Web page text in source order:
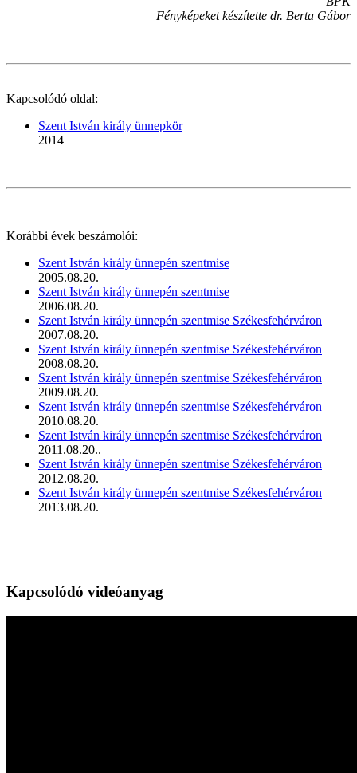
Fényképeket készítette dr. Berta Gábor
Kapcsolódó oldal:
Szent István király ünnepkör
2014
Korábbi évek beszámolói:
Szent István király ünnepén szentmise
2005.08.20.
Szent István király ünnepén szentmise
2006.08.20.
Szent István király ünnepén szentmise Székesfehérváron
2007.08.20.
Szent István király ünnepén szentmise Székesfehérváron
2008.08.20.
Szent István király ünnepén szentmise Székesfehérváron
2009.08.20.
Szent István király ünnepén szentmise Székesfehérváron
2010.08.20.
Szent István király ünnepén szentmise Székesfehérváron
2011.08.20..
Szent István király ünnepén szentmise Székesfehérváron
2012.08.20.
Szent István király ünnepén szentmise Székesfehérváron
2013.08.20.
Kapcsolódó videóanyag